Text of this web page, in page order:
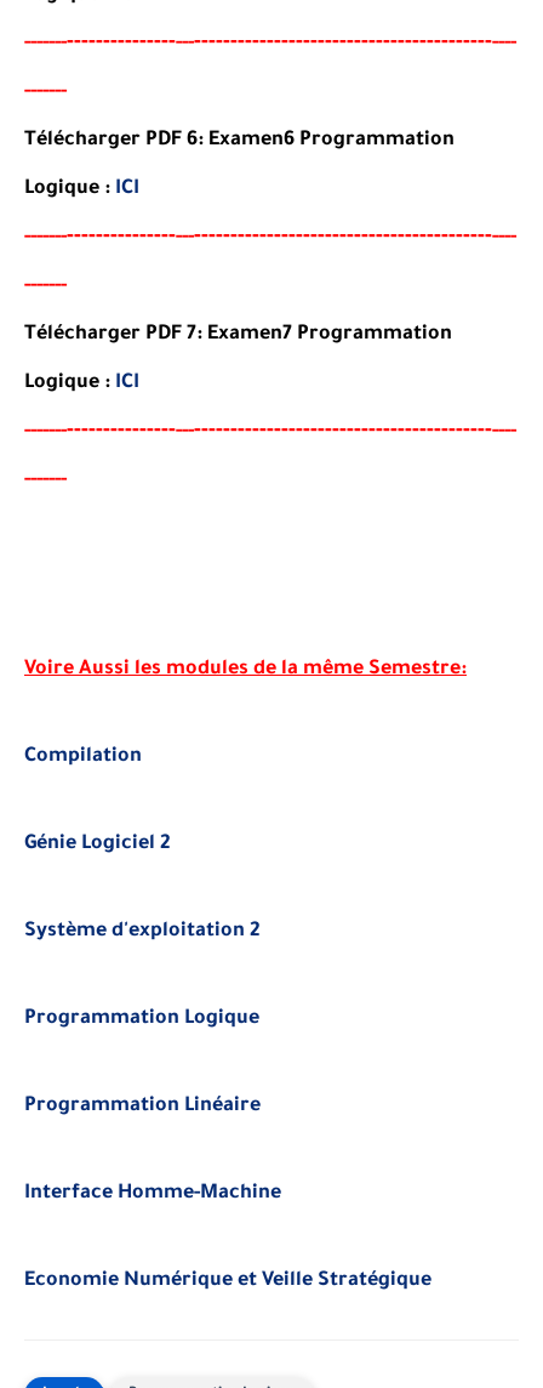
----------------------------------------------------------------------
-------
Télécharger PDF 6: Examen6 Programmation
Logique : ICI
----------------------------------------------------------------------
-------
Télécharger PDF 7: Examen7 Programmation
Logique : ICI
----------------------------------------------------------------------
-------
Voire Aussi les modules de la même Semestre:
Compilation
Génie Logiciel 2
Système d'exploitation 2
Programmation Logique
Programmation Linéaire
Interface Homme-Machine
Economie Numérique et Veille Stratégique